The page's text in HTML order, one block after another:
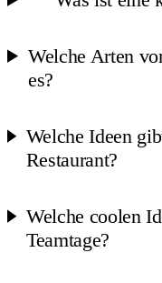
Welche Arten
es?
Welche Ideen
Restaurant?
Welche coolen
Teamtage?